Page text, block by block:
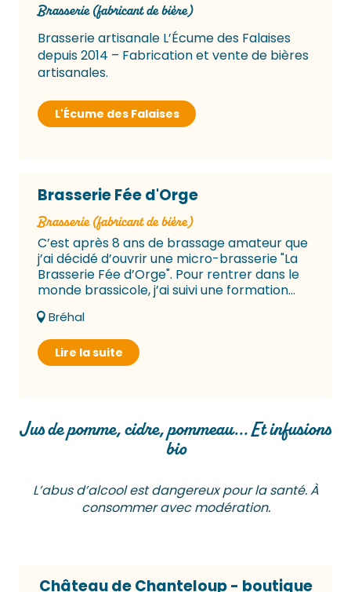
Brasserie (fabricant de bière)
Brasserie artisanale L’Écume des Falaises
depuis 2014 – Fabrication et vente de bières
artisanales.
L'Écume des Falaises
Brasserie Fée d'Orge
brasserie (fabricant de bière)
C’est après 8 ans de brassage amateur que
j’ai décidé d’ouvrir une micro-brasserie "La
Brasserie Fée d’Orge". Pour rentrer dans le
monde brassicole, j’ai suivi une formation...
Bréhal
Lire la suite
Jus de pomme, cidre, pommeau... Et infusions
bio
L’abus d’alcool est dangereux pour la santé. À
consommer avec modération.
Château de Chanteloup - boutique